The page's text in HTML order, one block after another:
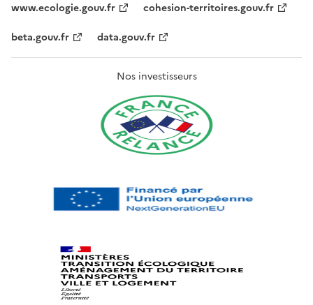
www.ecologie.gouv.fr
cohesion-territoires.gouv.fr
beta.gouv.fr
data.gouv.fr
Nos investisseurs